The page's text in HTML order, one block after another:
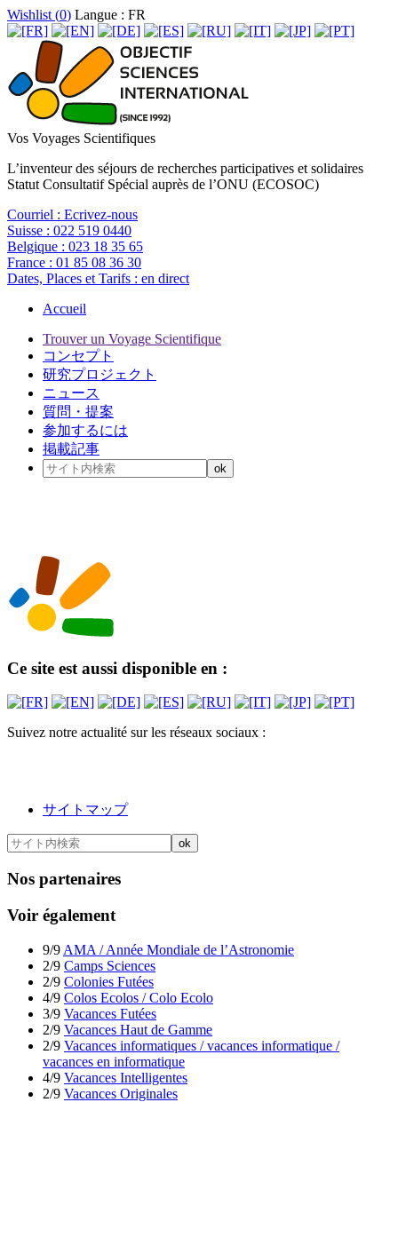
Wishlist (0) Langue : FR
Vos Voyages Scientifiques
L’inventeur des séjours de recherches participatives et solidaires
Statut Consultatif Spécial auprès de l’ONU (ECOSOC)
Courriel : Ecrivez-nous
Suisse : 022 519 0440
Belgique : 023 18 35 65
France : 01 85 08 36 30
Dates, Places et Tarifs : en direct
Accueil
Trouver un Voyage Scientifique
コンセプト
研究プロジェクト
ニュース
質問・提案
参加するには
掲載記事
Ce site est aussi disponible en :
Suivez notre actualité sur les réseaux sociaux :
サイトマップ
Nos partenaires
Voir également
9/9 AMA / Année Mondiale de l’Astronomie
2/9 Camps Sciences
2/9 Colonies Futées
4/9 Colos Ecolos / Colo Ecolo
3/9 Vacances Futées
2/9 Vacances Haut de Gamme
2/9 Vacances informatiques / vacances informatique /
vacances en informatique
4/9 Vacances Intelligentes
2/9 Vacances Originales